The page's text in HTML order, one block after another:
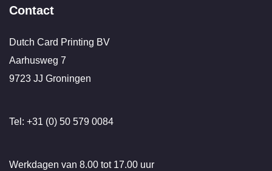
Contact
Dutch Card Printing BV
Aarhusweg 7
9723 JJ Groningen
Tel: +31 (0) 50 579 0084
Werkdagen van 8.00 tot 17.00 uur